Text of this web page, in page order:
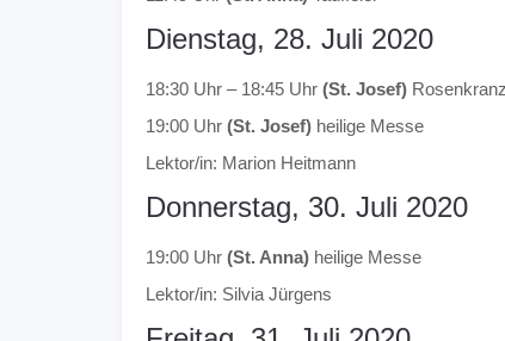
Dienstag, 28. Juli 2020
18:30 Uhr – 18:45 Uhr (St. Josef)
19:00 Uhr (St. Josef) heilige Messe
Lektor/in: Marion Heitmann
Donnerstag, 30. Juli 2020
19:00 Uhr (St. Anna) heilige Messe
Lektor/in: Silvia Jürgens